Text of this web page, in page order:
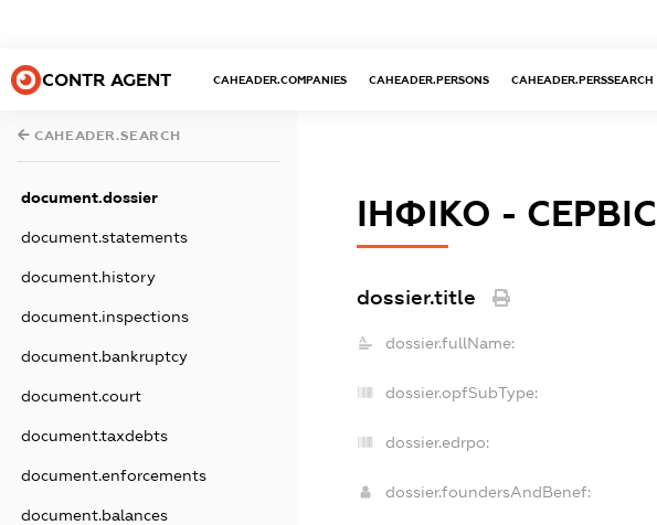
CONTR AGENT CAHEADER.COMPANIES CAHEADER.PERSONS CAHEADER.PERSSEARCH
CAHEADER.SEARCH
document.dossier
document.statements
document.history
document.inspections
document.bankruptcy
document.court
document.taxdebts
document.enforcements
document.balances
ІНФІКО - СЕРВІС
dossier.title
dossier.fullName:
dossier.opfSubType:
dossier.edrpo:
dossier.foundersAndBenef: